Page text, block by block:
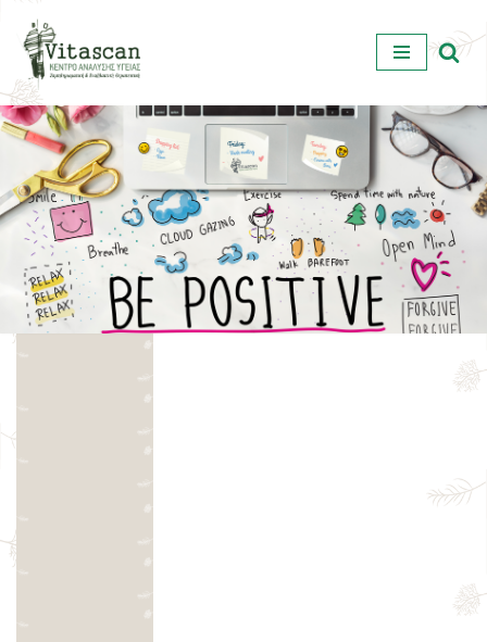
Μεταπηδήστε
στο
περιεχόμενο